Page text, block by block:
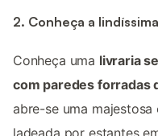
2. Conheça a
Conheça uma livraria
com paredes forradas
abre-se uma majestosa
ladeada por estantes